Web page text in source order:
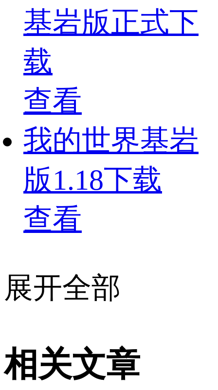
基岩版正式下
载
查看
我的世界基岩
版1.18下载
查看
展开全部
相关文章